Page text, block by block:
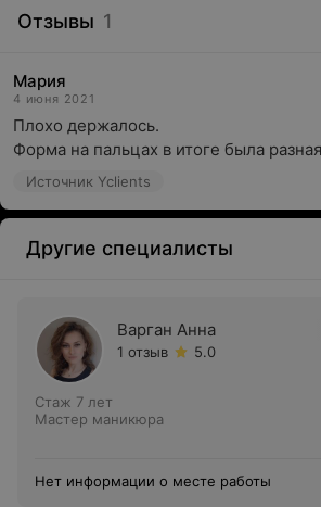
Отзывы 1
Мария
4 июня 2021
Плохо держалось.
Форма на пальцах в итоге была разная
Источник Yclients
Другие специалисты
Варган Анна
1 отзыв 5.0
Стаж 7 лет
Мастер маникюра
Нет информации о месте работы